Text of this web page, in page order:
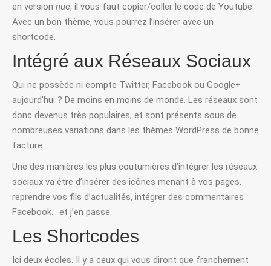
en version nue, il vous faut copier/coller le code de Youtube.
Avec un bon thème, vous pourrez l’insérer avec un
shortcode.
Intégré aux Réseaux Sociaux
Qui ne possède ni compte Twitter, Facebook ou Google+
aujourd’hui ? De moins en moins de monde. Les réseaux sont
donc devenus très populaires, et sont présents sous de
nombreuses variations dans les thèmes WordPress de bonne
facture.
Une des manières les plus coutumières d’intégrer les réseaux
sociaux va être d’insérer des icônes menant à vos pages,
reprendre vos fils d’actualités, intégrer des commentaires
Facebook… et j’en passe.
Les Shortcodes
Ici deux écoles. Il y a ceux qui vous diront que franchement